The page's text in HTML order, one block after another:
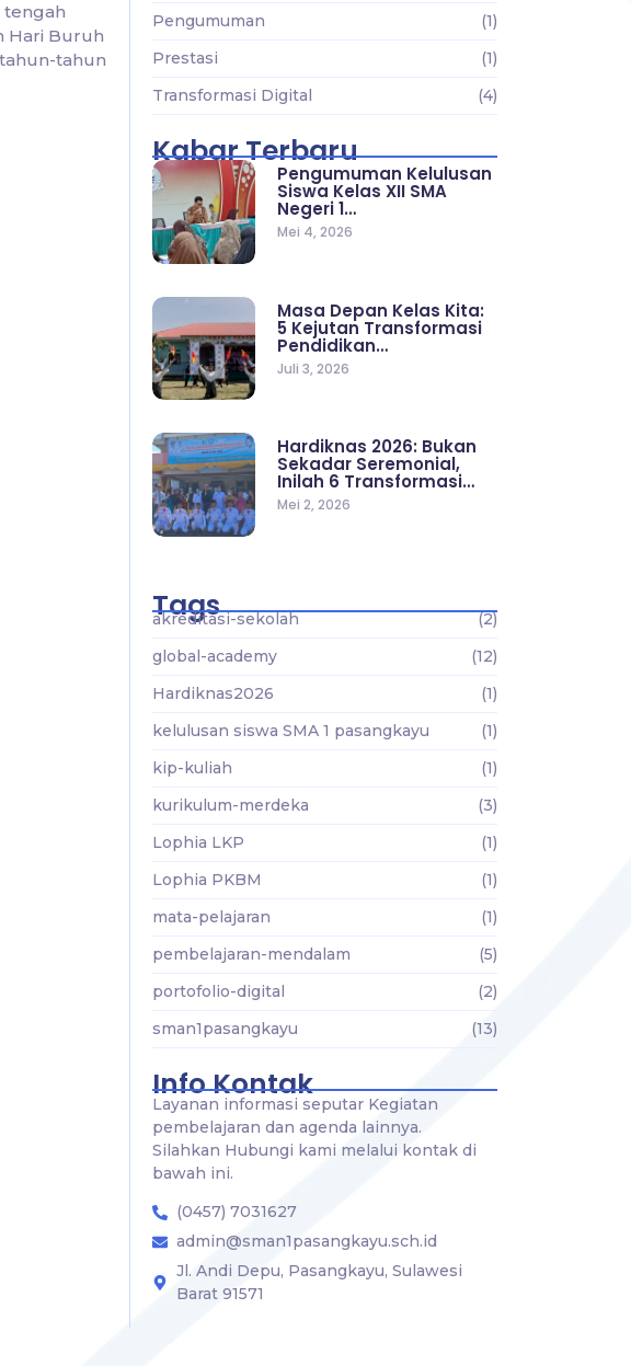
tengah
Hari Buruh
tahun
Pengumuman
(1)
Prestasi
(1)
Transformasi Digital
(4)
Kabar Terbaru
Pengumuman Kelulusan
Siswa Kelas XII SMA
Negeri 1…
Mei 4, 2026
Masa Depan Kelas Kita:
5 Kejutan Transformasi
Pendidikan…
Juli 3, 2026
Hardiknas 2026: Bukan
Sekadar Seremonial,
Inilah 6 Transformasi…
Mei 2, 2026
Tags
akreditasi-sekolah
(2)
global-academy
(12)
Hardiknas2026
(1)
kelulusan siswa SMA 1 pasangkayu
(1)
kip-kuliah
(1)
kurikulum-merdeka
(3)
Lophia LKP
(1)
Lophia PKBM
(1)
mata-pelajaran
(1)
pembelajaran-mendalam
(5)
portofolio-digital
(2)
sman1pasangkayu
(13)
Info Kontak
Layanan informasi seputar Kegiatan
pembelajaran dan agenda lainnya.
Silahkan Hubungi kami melalui kontak di
bawah ini.
(0457) 7031627
admin@sman1pasangkayu.sch.id
Jl. Andi Depu, Pasangkayu, Sulawesi
Barat 91571